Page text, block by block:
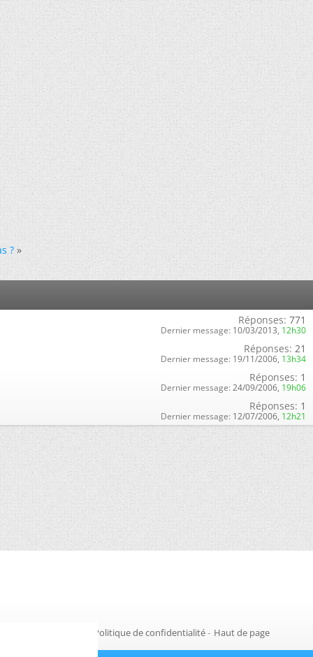
? »
Réponses: 771
Dernier message: 10/03/2013, 12h30
Réponses: 21
Dernier message: 19/11/2006, 13h34
Réponses: 1
Dernier message: 24/09/2006, 19h06
Réponses: 1
Dernier message: 12/07/2006, 12h21
Politique de confidentialité- Haut de page